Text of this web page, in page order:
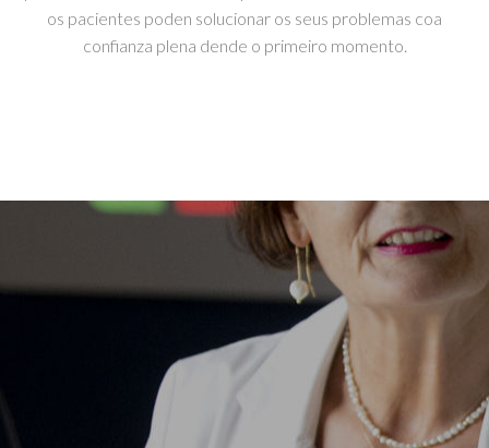
os pacientes poden solucionar os seus problemas coa
confianza plena dende o primeiro momento.